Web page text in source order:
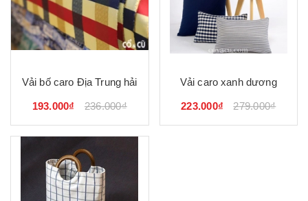
Vải bố caro Địa Trung hải
193.000₫ 236.000₫
Vải caro xanh dương
223.000₫ 279.000₫